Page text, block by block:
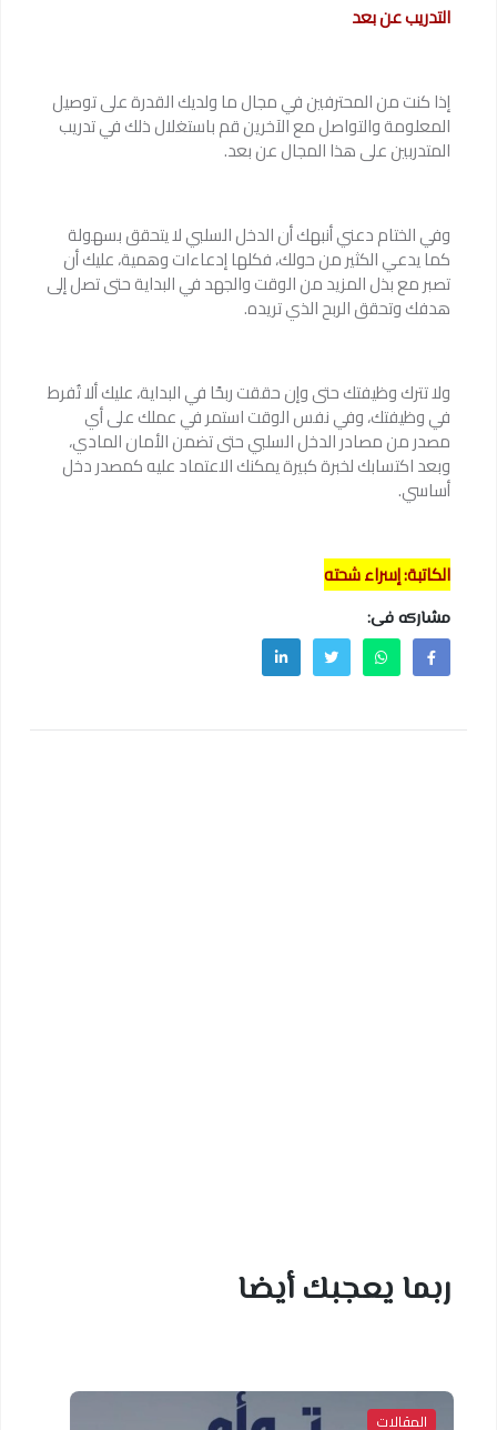
التدريب عن بعد
إذا كنت من المحترفين في مجال ما ولديك القدرة على توصيل
المعلومة والتواصل مع الآخرين قم باستغلال ذلك في تدريب
المتدربين على هذا المجال عن بعد.
وفي الختام دعني أنبهك أن الدخل السلبي لا يتحقق بسهولة
كما يدعي الكثير من حولك، فكلها إدعاءات وهمية، عليك أن
تصبر مع بذل المزيد من الوقت والجهد في البداية حتى تصل إلى
هدفك وتحقق الربح الذي تريده.
ولا تترك وظيفتك حتى وإن حققت ربحًا في البداية، عليك ألا تُفرط
في وظيفتك، وفي نفس الوقت استمر في عملك على أي
مصدر من مصادر الدخل السلبي حتى تضمن الأمان المادي،
وبعد اكتسابك لخبرة كبيرة يمكنك الاعتماد عليه كمصدر دخل
أساسي.
الكاتبة: إسراء شحته
مشاركه فى:
ربما يعجبك أيضا
المقالات